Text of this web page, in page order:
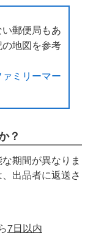
郵便局もあ
地図を参考
ミリーマー
？
期間が異なりま
出品者に返送さ
7日以内